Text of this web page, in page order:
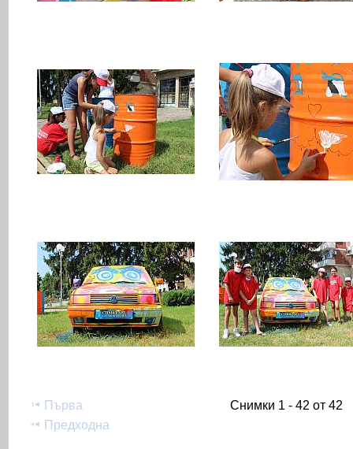
Първа
Предходна
Снимки 1 - 42 от 42